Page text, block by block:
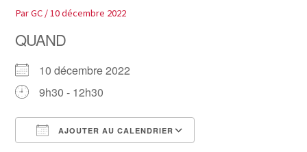
ParGC /10 décembre 2022
QUAND
10 décembre 2022
9h30 - 12h30
AJOUTER AU CALENDRIER